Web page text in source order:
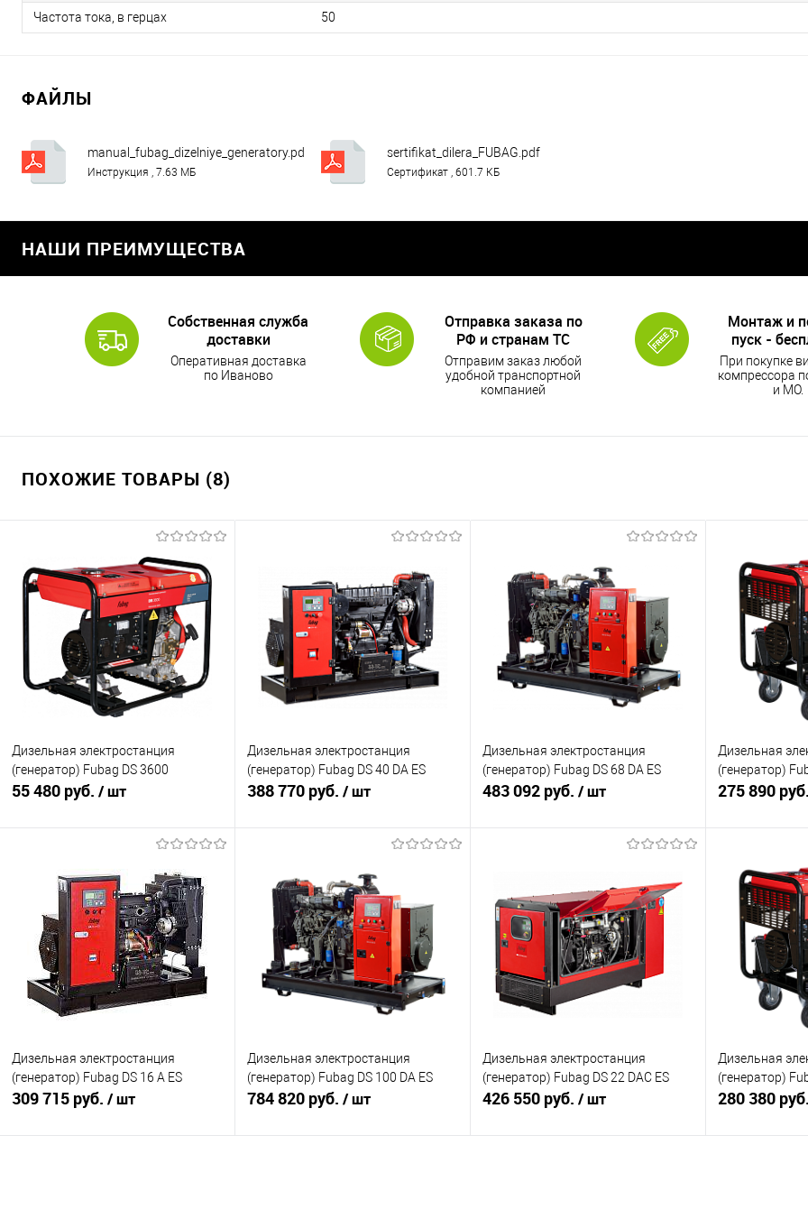
Частота тока, в герцах 50
ФАЙЛЫ
manual_fubag_dizelniye_generatory.pdf
Инструкция , 7.63 МБ
sertifikat_dilera_FUBAG.pdf
Сертификат , 601.7 КБ
НАШИ ПРЕИМУЩЕСТВА
Собственная служба
доставки
Оперативная доставка
по Иваново
Отправка заказа по
РФ и странам ТС
Отправим заказ любой
удобной транспортной
компанией
Монтаж и
пуск -
При покупке
компрессора
и МО.
ПОХОЖИЕ ТОВАРЫ (8)
Дизельная электростанция
(генератор) Fubag DS 3600
55 480 руб. / шт
Купить в 1 клик
К сравнению
В избранное
Недоступно
Дизельная электростанция
(генератор) Fubag DS 40 DA ES
388 770 руб. / шт
Купить в 1 клик
К сравнению
В избранное
Недоступно
Дизельная электростанция
(генератор) Fubag DS 68 DA ES
483 092 руб. / шт
Купить в 1 клик
К сравнению
В избранное
Недоступно
Дизельная
(генератор)
275 890
Купить в 1
В избранное
Дизельная электростанция
(генератор) Fubag DS 16 A ES
309 715 руб. / шт
Дизельная электростанция
(генератор) Fubag DS 100 DA ES
784 820 руб. / шт
Дизельная электростанция
(генератор) Fubag DS 22 DAC ES
426 550 руб. / шт
Дизельная
(генератор)
280 380